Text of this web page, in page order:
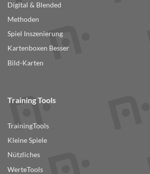
Digital & Blended
Methoden
Spiel Inszenierung
Kartenboxen Besser
Bild-Karten
Training Tools
TrainingTools
Kleine Spiele
Nützliches
WerteTools